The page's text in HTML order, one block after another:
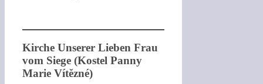
Kirche Unserer Lieben Frau
vom Siege (Kostel Panny
Marie Vítězné)